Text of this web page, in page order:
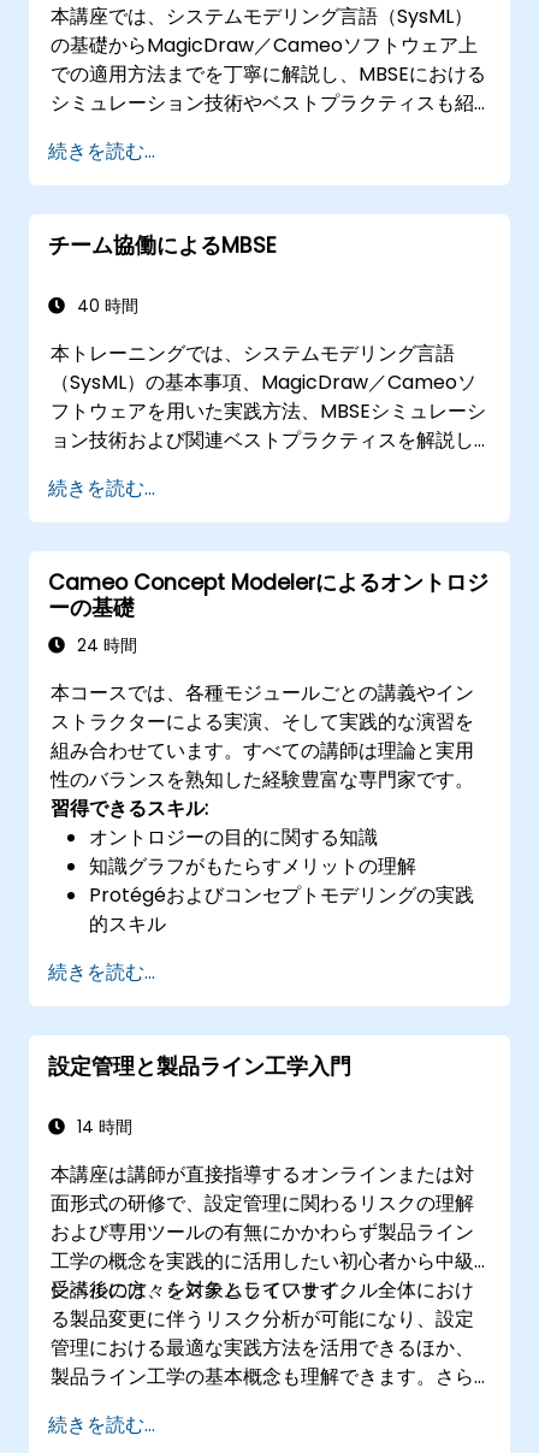
本講座では、システムモデリング言語（SysML）
の基礎からMagicDraw／Cameoソフトウェア上
での適用方法までを丁寧に解説し、MBSEにおける
シミュレーション技術やベストプラクティスも紹
モデル指標といった概念の基本だけでなく、
MagicDraw／Cameoを用いたモデルクエリ作
成・活用に関する主要な仕組みも実践を通じて学
べます​
続きを読む...
チーム協働によるMBSE
40 時間
本トレーニングでは、システムモデリング言語
（SysML）の基本事項、MagicDraw／Cameoソ
フトウェアを用いた実践方法、MBSEシミュレーシ
ョン技術および関連ベストプラクティスを解説し
Teamwork Cloudの核心機能や概念、ならびに
MagicDrawにおけるドメイン固有言語（DSL）の
基礎知識についても紹介していきます​
続きを読む...
Cameo Concept Modelerによるオントロジ
ーの基礎
24 時間
本コースでは、各種モジュールごとの講義やイン
ストラクターによる実演、そして実践的な演習を
組み合わせています。すべての講師は理論と実用
性のバランスを熟知した経験豊富な専門家です。
習得できるスキル:
オントロジーの目的に関する知識
知識グラフがもたらすメリットの理解
Protégéおよびコンセプトモデリングの実践
的スキル
続きを読む...
設定管理と製品ライン工学入門
14 時間
本講座は講師が直接指導するオンラインまたは対
面形式の研修で、設定管理に関わるリスクの理解
および専用ツールの有無にかかわらず製品ライン
工学の概念を実践的に活用したい初心者から中級
レベルの方々を対象としています。
受講後には、システムライフサイクル全体におけ
る製品変更に伴うリスク分析が可能になり、設定
管理における最適な実践方法を活用できるほか、
製品ライン工学の基本概念も理解できます。さら
や製品ラインのモデル化が行えるようになり、バ
続きを読む...